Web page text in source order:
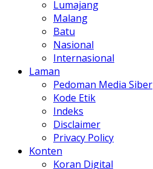
Lumajang
Malang
Batu
Nasional
Internasional
Laman
Pedoman Media Siber
Kode Etik
Indeks
Disclaimer
Privacy Policy
Konten
Koran Digital